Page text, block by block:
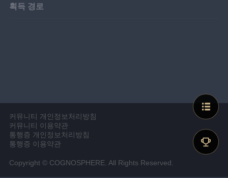
획득 경로
커뮤니티 개인정보처리방침
커뮤니티 이용약관
통행증 개인정보처리방침
통행증 이용약관
Copyright © COGNOSPHERE. All Rights Reserved.